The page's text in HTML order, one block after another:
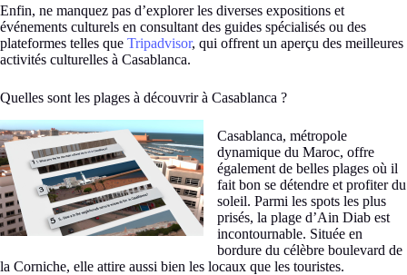
Enfin, ne manquez pas d’explorer les diverses expositions et
événements culturels en consultant des guides spécialisés ou des
plateformes telles que Tripadvisor, qui offrent un aperçu des meilleures
activités culturelles à Casablanca.
Quelles sont les plages à découvrir à Casablanca ?
Casablanca, métropole
dynamique du Maroc, offre
également de belles plages où il
fait bon se détendre et profiter du
soleil. Parmi les spots les plus
prisés, la plage d’Ain Diab est
incontournable. Située en
bordure du célèbre boulevard de
la Corniche, elle attire aussi bien les locaux que les touristes.